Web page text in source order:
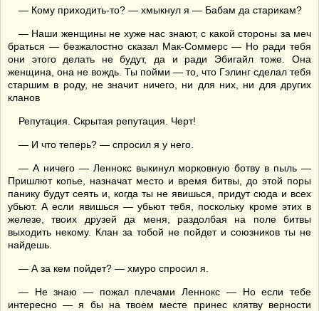
— Кому приходить-то? — хмыкнул я — Бабам да старикам?
— Наши женщины не хуже нас знают, с какой стороны за меч
браться — безжалостно сказал Мак-Соммерс — Но ради тебя
они этого делать не будут, да и ради Эбигайл тоже. Она
женщина, она не вождь. Ты пойми — то, что Гэлинг сделал тебя
старшим в роду, не значит ничего, ни для них, ни для других
кланов
Репутация. Скрытая репутация. Черт!
— И что теперь? — спросил я у него.
— А ничего — Леннокс выкинул морковную ботву в пыль —
Пришлют копье, назначат место и время битвы, до этой поры
панику будут сеять и, когда ты не явишься, придут сюда и всех
убьют. А если явишься — убьют тебя, поскольку кроме этих в
железе, твоих друзей да меня, раздолбая на поле битвы
выходить некому. Клан за тобой не пойдет и союзников ты не
найдешь.
— А за кем пойдет? — хмуро спросил я.
— Не знаю — пожал плечами Леннокс — Но если тебе
интересно — я бы на твоем месте принес клятву верности